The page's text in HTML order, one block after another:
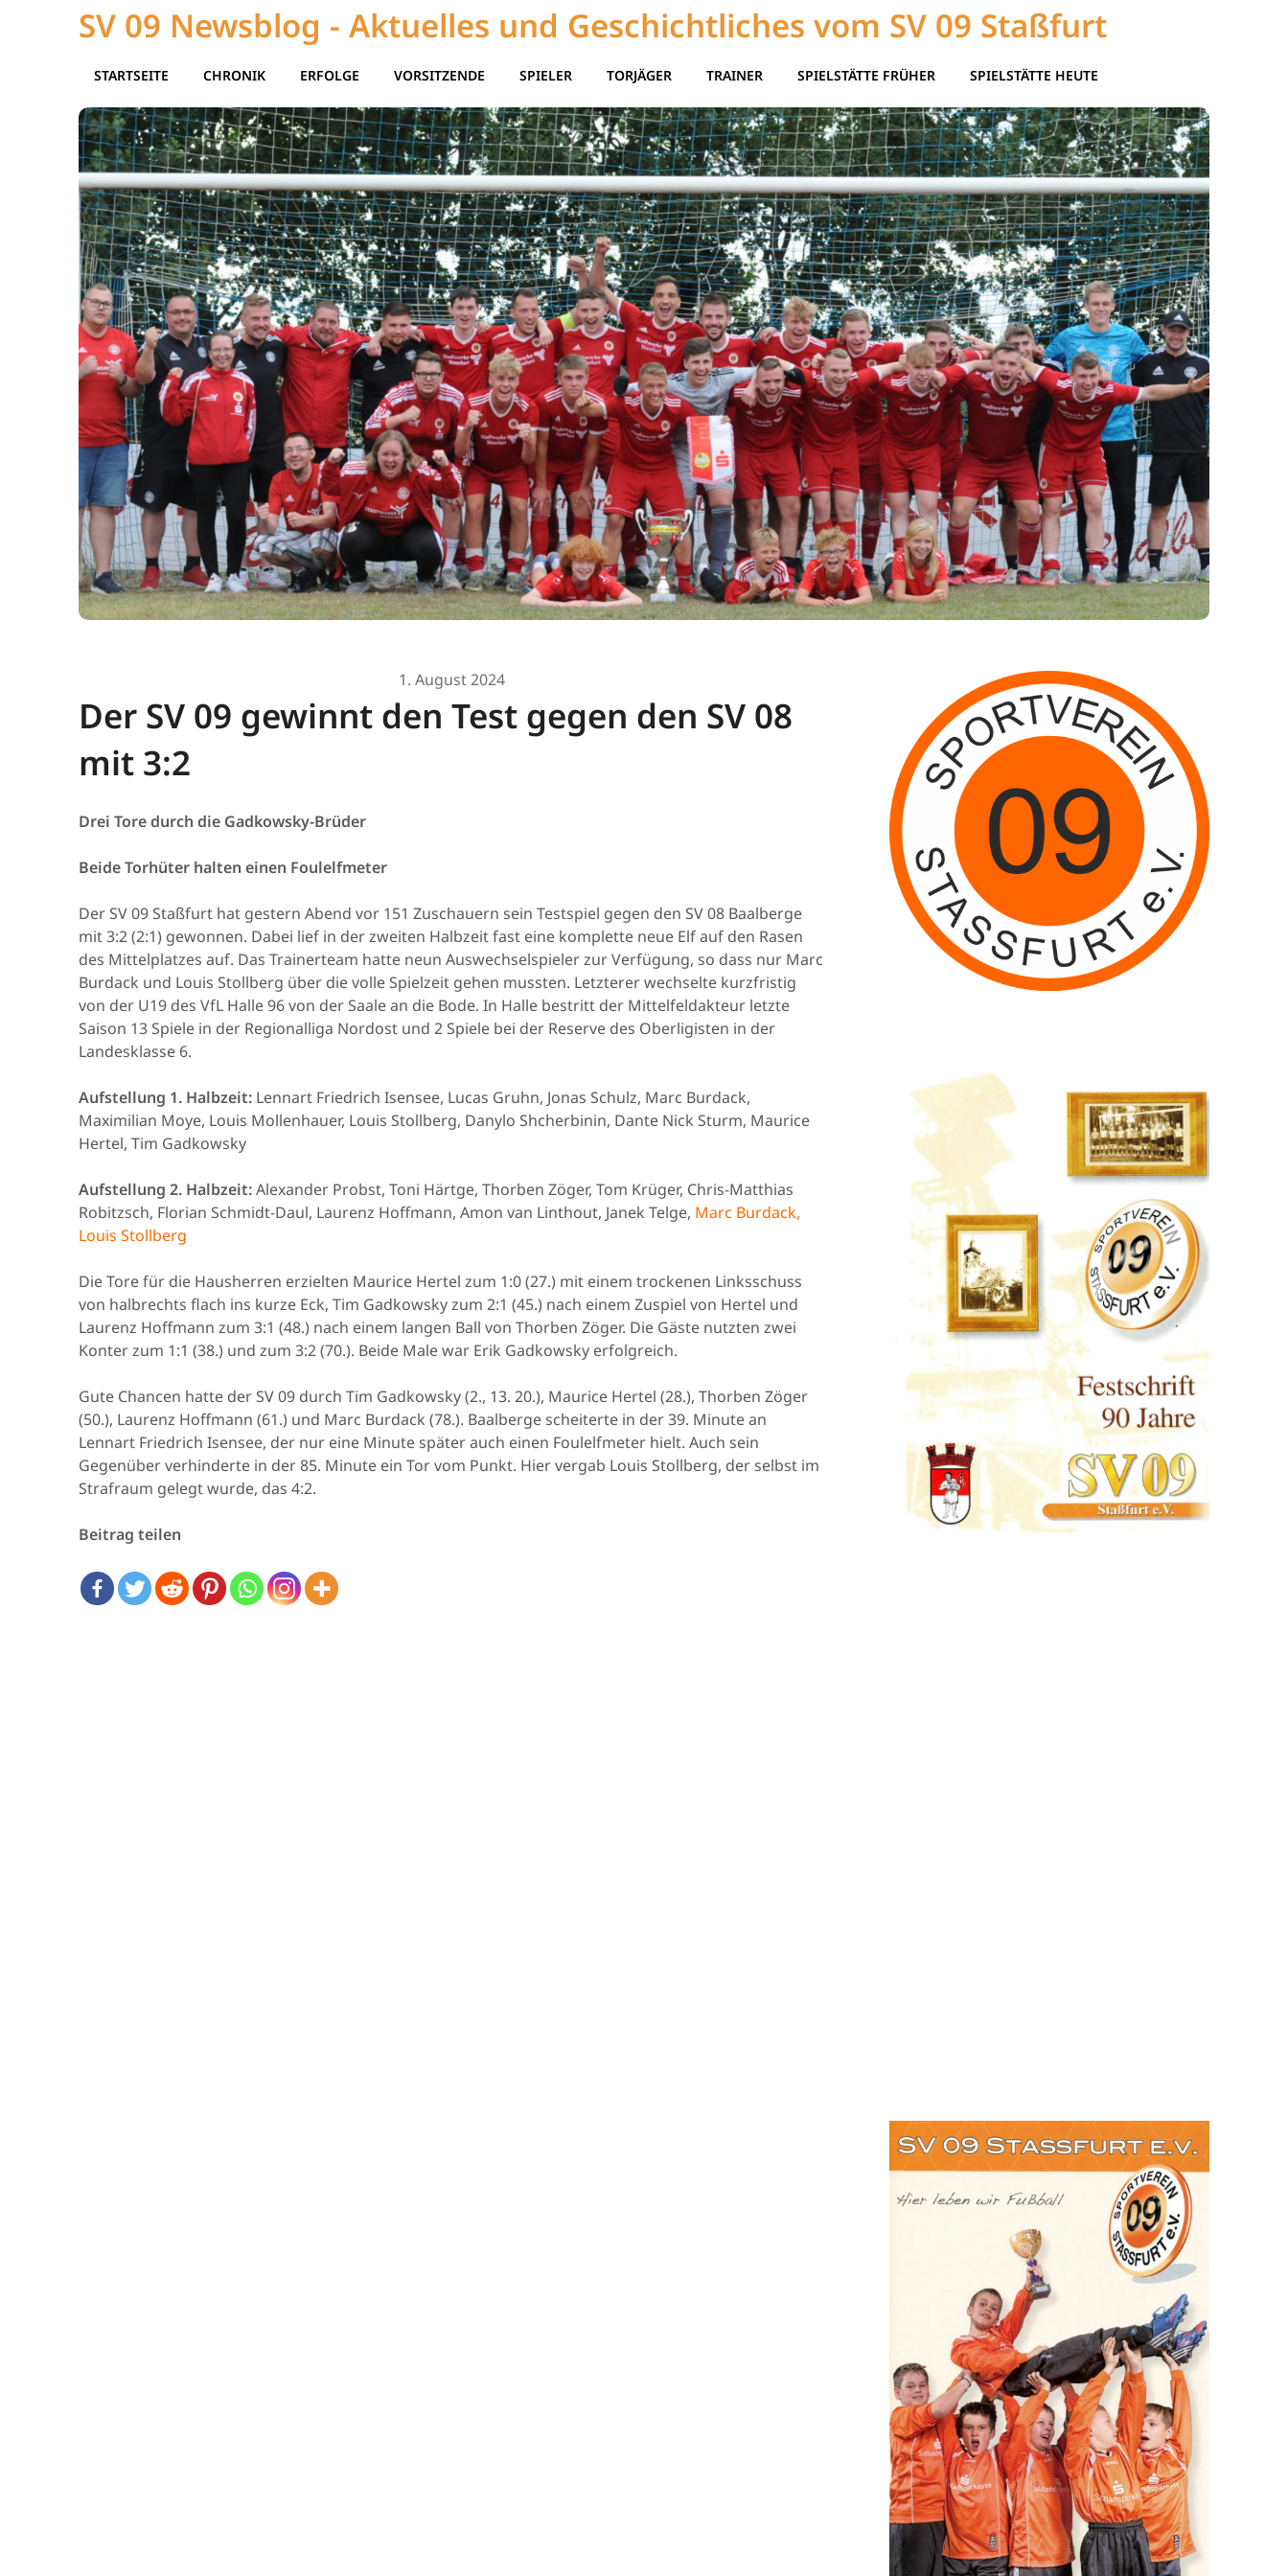
SV 09 Newsblog - Aktuelles und Geschichtliches vom SV 09 Staßfurt
STARTSEITE CHRONIK ERFOLGE VORSITZENDE SPIELER TORJÄGER TRAINER SPIELSTÄTTE FRÜHER SPIELSTÄTTE HEUTE
1. August 2024
Der SV 09 gewinnt den Test gegen den SV 08
mit 3:2
Drei Tore durch die Gadkowsky-Brüder
Beide Torhüter halten einen Foulelfmeter
Der SV 09 Staßfurt hat gestern Abend vor 151 Zuschauern sein Testspiel gegen den SV 08 Baalberge
mit 3:2 (2:1) gewonnen. Dabei lief in der zweiten Halbzeit fast eine komplette neue Elf auf den Rasen
des Mittelplatzes auf. Das Trainerteam hatte neun Auswechselspieler zur Verfügung, so dass nur Marc
Burdack und Louis Stollberg über die volle Spielzeit gehen mussten. Letzterer wechselte kurzfristig
von der U19 des VfL Halle 96 von der Saale an die Bode. In Halle bestritt der Mittelfeldakteur letzte
Saison 13 Spiele in der Regionalliga Nordost und 2 Spiele bei der Reserve des Oberligisten in der
Landesklasse 6.
Aufstellung 1. Halbzeit: Lennart Friedrich Isensee, Lucas Gruhn, Jonas Schulz, Marc Burdack,
Maximilian Moye, Louis Mollenhauer, Louis Stollberg, Danylo Shcherbinin, Dante Nick Sturm, Maurice
Hertel, Tim Gadkowsky
Aufstellung 2. Halbzeit:Alexander Probst, Toni Härtge, Thorben Zöger, Tom Krüger, Chris-Matthias
Robitzsch, Florian Schmidt-Daul, Laurenz Hoffmann, Amon van Linthout, Janek Telge, Marc Burdack,
Louis Stollberg
Die Tore für die Hausherren erzielten Maurice Hertel zum 1:0 (27.) mit einem trockenen Linksschuss
von halbrechts flach ins kurze Eck, Tim Gadkowsky zum 2:1 (45.) nach einem Zuspiel von Hertel und
Laurenz Hoffmann zum 3:1 (48.) nach einem langen Ball von Thorben Zöger. Die Gäste nutzten zwei
Konter zum 1:1 (38.) und zum 3:2 (70.). Beide Male war Erik Gadkowsky erfolgreich.
Gute Chancen hatte der SV 09 durch Tim Gadkowsky (2., 13. 20.), Maurice Hertel (28.), Thorben Zöger
(50.), Laurenz Hoffmann (61.) und Marc Burdack (78.). Baalberge scheiterte in der 39. Minute an
Lennart Friedrich Isensee, der nur eine Minute später auch einen Foulelfmeter hielt. Auch sein
Gegenüber verhinderte in der 85. Minute ein Tor vom Punkt. Hier vergab Louis Stollberg, der selbst im
Strafraum gelegt wurde, das 4:2.
Beitrag teilen